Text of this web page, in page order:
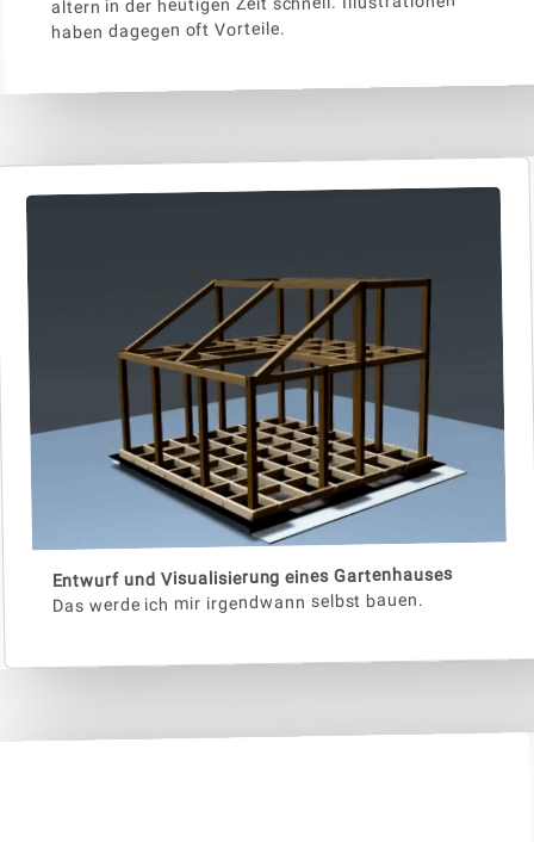
haben dagegen oft Vorteile.
Entwurf und Visualisierung eines Gartenhauses
Das werde ich mir irgendwann selbst bauen.